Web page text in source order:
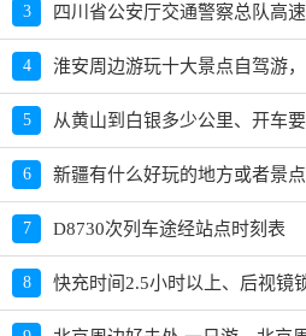
3
4
5
6 新疆有什么好玩的地方或者景点
7 D8730次列车途经站点时刻表
8